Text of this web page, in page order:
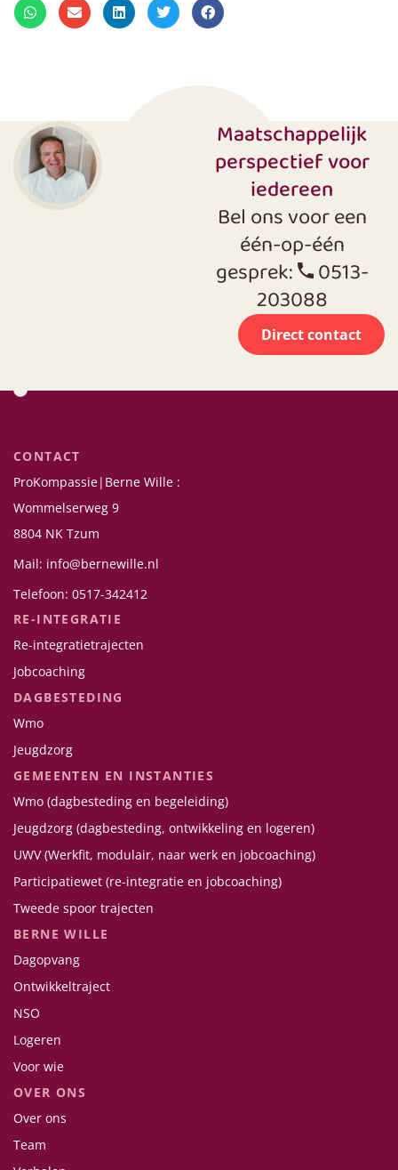
Maatschappelijk
perspectief voor
iedereen
Bel ons voor een
één-op-één
gesprek: 0513-
203088
Direct contact
CONTACT
ProKompassie|Berne Wille :
Wommelserweg 9
8804 NK Tzum
Mail: info@bernewille.nl
Telefoon: 0517-342412
RE-INTEGRATIE
Re-integratietrajecten
Jobcoaching
DAGBESTEDING
Wmo
Jeugdzorg
GEMEENTEN EN INSTANTIES
Wmo (dagbesteding en begeleiding)
Jeugdzorg (dagbesteding, ontwikkeling en logeren)
UWV (Werkfit, modulair, naar werk en jobcoaching)
Participatiewet (re-integratie en jobcoaching)
Tweede spoor trajecten
BERNE WILLE
Dagopvang
Ontwikkeltraject
NSO
Logeren
Voor wie
OVER ONS
Over ons
Team